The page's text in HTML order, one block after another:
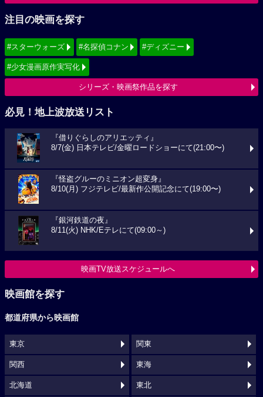
注目の映画を探す
#スターウォーズ #名探偵コナン #ディズニー
#少女漫画原作実写化
シリーズ・映画祭作品を探す
必見！地上波放送リスト
『借りぐらしのアリエッティ』
8/7(金) 日本テレビ/金曜ロードショーにて(21:00〜)
『怪盗グルーのミニオン超変身』
8/10(月) フジテレビ/最新作公開記念にて(19:00〜)
『銀河鉄道の夜』
8/11(火) NHK/Eテレにて(09:00～)
映画TV放送スケジュールへ
映画館を探す
都道府県から映画館
東京 関東
関西 東海
北海道 東北